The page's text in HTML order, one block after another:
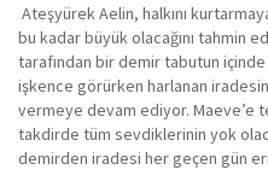
Ateşyürek Aelin, halkını
bu kadar büyük olacağını tahmin
tarafından bir demir tabutun
işkence görürken harlanan
vermeye devam ediyor. Maeve’e
takdirde tüm sevdiklerinin yok
demirden iradesi her geçen gün